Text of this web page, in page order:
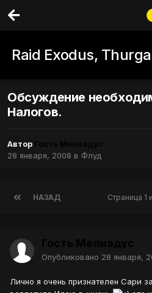
Raid Exodus,
Обсуждение
Налогов.
Автор
28 января, 2008 в Флуд
НАЗАД Страница 1
Опубликовано 28 января,
Лично я очень признателен Сари